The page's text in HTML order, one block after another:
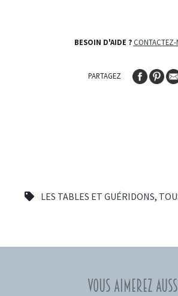
LES TABLES ET GUÉRIDONS,
BESOIN D'AIDE ? CONTACTEZ-
PARTAGEZ
Vous aimerez